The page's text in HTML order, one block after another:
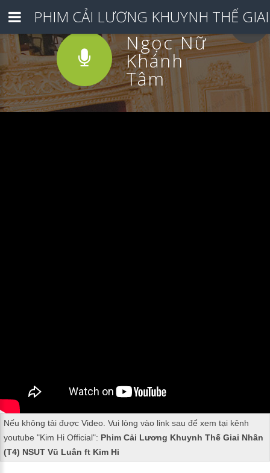
Ngọc Nữ
Khánh
Tâm
Nếu không tải được Video. Vui lòng vào link sau để xem tại kênh
youtube "Kim Hi Official": Phim Cải Lương Khuynh Thế Giai Nhân
(T4) NSUT Vũ Luân ft Kim Hi
PHIM CẢI LƯƠNG KHUYNH THẾ